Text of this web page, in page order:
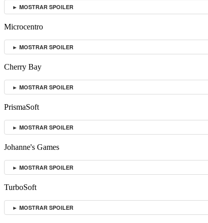
► MOSTRAR SPOILER
Microcentro
► MOSTRAR SPOILER
Cherry Bay
► MOSTRAR SPOILER
PrismaSoft
► MOSTRAR SPOILER
Johanne's Games
► MOSTRAR SPOILER
TurboSoft
► MOSTRAR SPOILER